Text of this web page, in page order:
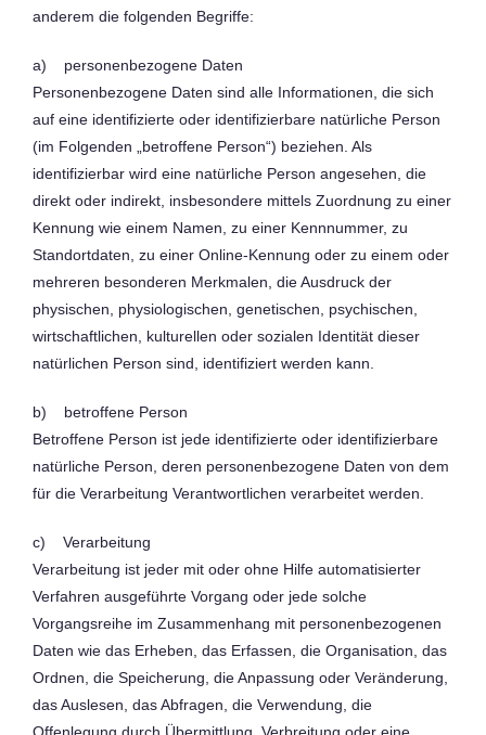
anderem die folgenden Begriffe:
a) personenbezogene Daten
Personenbezogene Daten sind alle Informationen, die sich
auf eine identifizierte oder identifizierbare natürliche Person
(im Folgenden „betroffene Person“) beziehen. Als
identifizierbar wird eine natürliche Person angesehen, die
direkt oder indirekt, insbesondere mittels Zuordnung zu einer
Kennung wie einem Namen, zu einer Kennnummer, zu
Standortdaten, zu einer Online-Kennung oder zu einem oder
mehreren besonderen Merkmalen, die Ausdruck der
physischen, physiologischen, genetischen, psychischen,
wirtschaftlichen, kulturellen oder sozialen Identität dieser
natürlichen Person sind, identifiziert werden kann.
b) betroffene Person
Betroffene Person ist jede identifizierte oder identifizierbare
natürliche Person, deren personenbezogene Daten von dem
für die Verarbeitung Verantwortlichen verarbeitet werden.
c) Verarbeitung
Verarbeitung ist jeder mit oder ohne Hilfe automatisierter
Verfahren ausgeführte Vorgang oder jede solche
Vorgangsreihe im Zusammenhang mit personenbezogenen
Daten wie das Erheben, das Erfassen, die Organisation, das
Ordnen, die Speicherung, die Anpassung oder Veränderung,
das Auslesen, das Abfragen, die Verwendung, die